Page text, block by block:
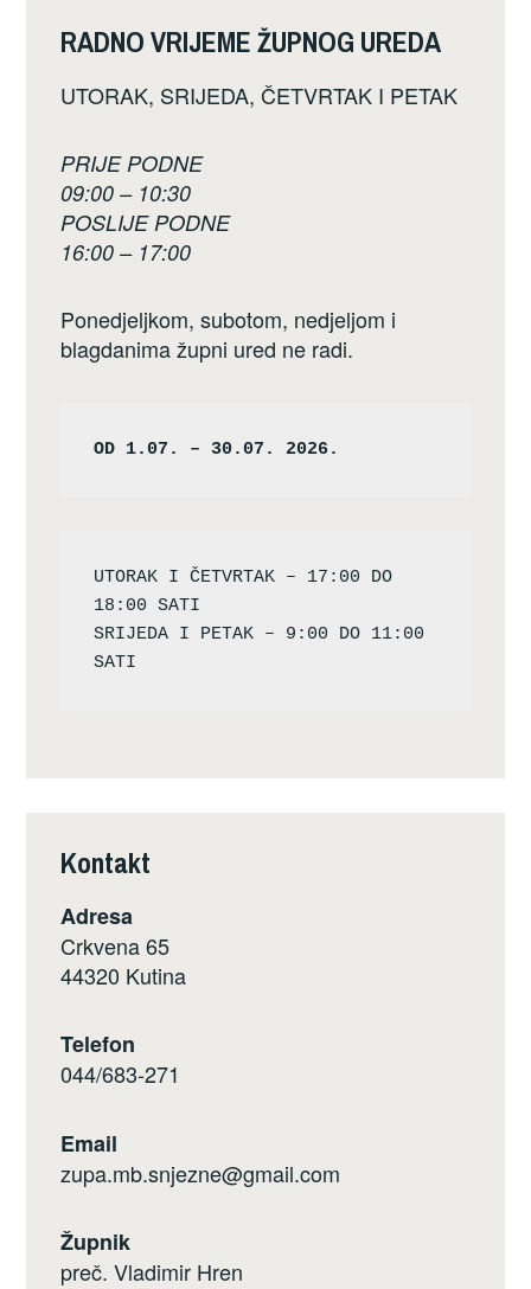
RADNO VRIJEME ŽUPNOG UREDA
UTORAK, SRIJEDA, ČETVRTAK I PETAK
PRIJE PODNE
09:00 – 10:30
POSLIJE PODNE
16:00 – 17:00
Ponedjeljkom, subotom, nedjeljom i
blagdanima župni ured ne radi.
OD 1.07. – 30.07. 2026.
UTORAK I ČETVRTAK – 17:00 DO
18:00 SATI
SRIJEDA I PETAK – 9:00 DO 11:00
Kontakt
Adresa
Crkvena 65
44320 Kutina
Telefon
044/683-271
Email
zupa.mb.snjezne@gmail.com
Župnik
preč. Vladimir Hren